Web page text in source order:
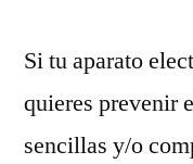
Si tu aparato
quieres prevenir
sencillas y/o